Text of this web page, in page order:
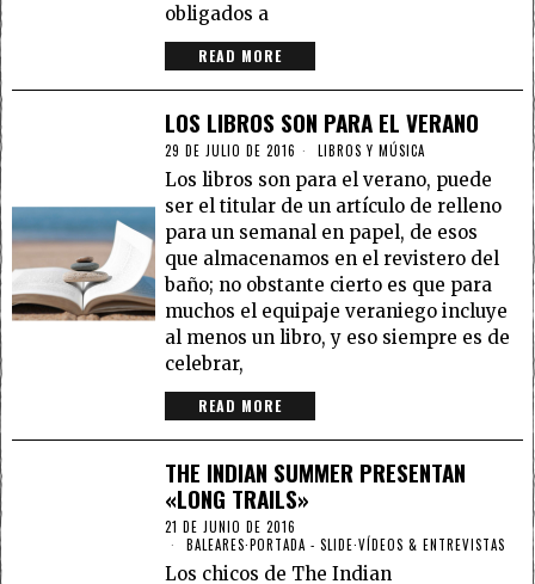
obligados a
READ MORE
LOS LIBROS SON PARA EL VERANO
29 DE JULIO DE 2016 LIBROS Y MÚSICA
Los libros son para el verano, puede
ser el titular de un artículo de relleno
para un semanal en papel, de esos
que almacenamos en el revistero del
baño; no obstante cierto es que para
muchos el equipaje veraniego incluye
al menos un libro, y eso siempre es de
celebrar,
READ MORE
THE INDIAN SUMMER PRESENTAN
«LONG TRAILS»
21 DE JUNIO DE 2016
BALEARES·PORTADA - SLIDE·VÍDEOS & ENTREVISTAS
Los chicos de The Indian